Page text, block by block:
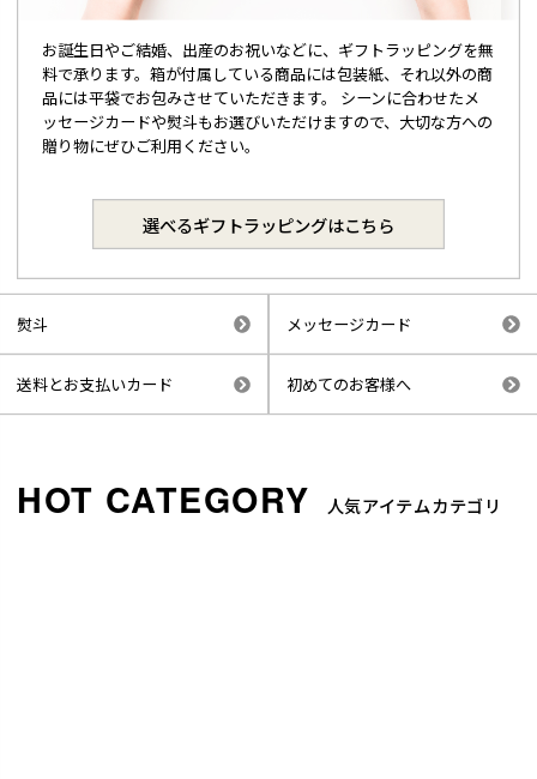
お誕生日やご結婚、出産のお祝いなどに、ギフトラッピングを無
料で承ります。箱が付属している商品には包装紙、それ以外の商
品には平袋でお包みさせていただきます。 シーンに合わせたメ
ッセージカードや熨斗もお選びいただけますので、大切な方への
贈り物にぜひご利用ください。
選べるギフトラッピングはこちら
熨斗 メッセージカード
送料とお支払いカード 初めてのお客様へ
人気アイテムカテゴリ